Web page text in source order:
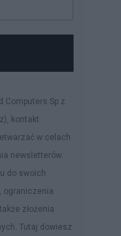
Computers Sp z
kontakt:
w celach
newsletterów.
do swoich
ograniczenia
złożenia
Tutaj dowiesz